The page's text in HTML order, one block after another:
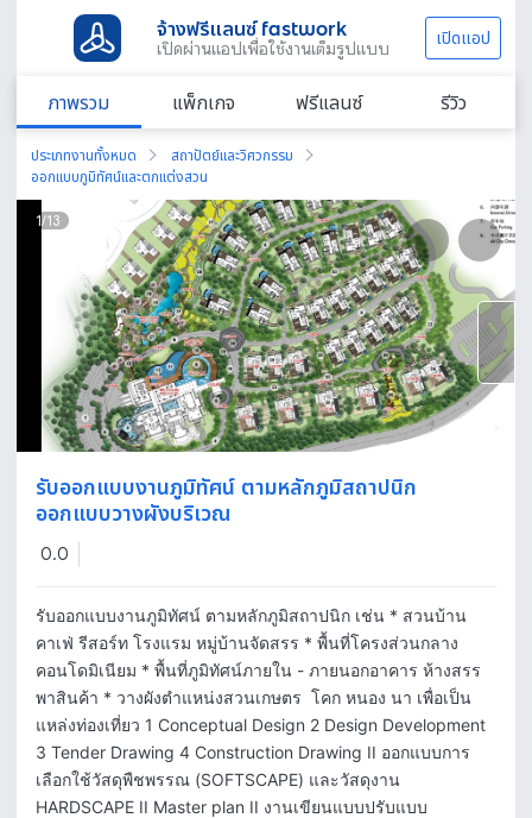
จ้างฟรีแลนซ์ fastwork
เปิดผ่านแอปเพื่อใช้งานเต็มรูปแบบ เปิดแอป
ภาพรวม แพ็กเกจ ฟรีแลนซ์ รีวิว
ประเภทงานทั้งหมด
สถาปัตย์และวิศวกรรม
ออกแบบภูมิทัศน์และตกแต่งสวน
1/13
รับออกแบบงานภูมิทัศน์ ตามหลักภูมิสถาปนิก
ออกแบบวางผังบริเวณ
0.0
รับออกแบบงานภูมิทัศน์ ตามหลักภูมิสถาปนิก เช่น * สวนบ้าน
คาเฟ่ รีสอร์ท โรงแรม หมู่บ้านจัดสรร * พื้นที่โครงส่วนกลาง
คอนโดมิเนียม * พื้นที่ภูมิทัศน์ภายใน - ภายนอกอาคาร ห้างสรร
พาสินค้า * วางผังตำแหน่งสวนเกษตร  โคก หนอง นา เพื่อเป็น
แหล่งท่องเที่ยว 1 Conceptual Design 2 Design Development
3 Tender Drawing 4 Construction Drawing II ออกแบบการ
เลือกใช้วัสดุพืชพรรณ (SOFTSCAPE) และวัสดุงาน
HARDSCAPE II Master plan II งานเขียนแบบปรับแบบ